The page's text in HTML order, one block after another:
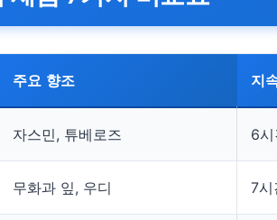
주요 향조 지
자스민, 튜베로즈 6
무화과 잎, 우디 7시